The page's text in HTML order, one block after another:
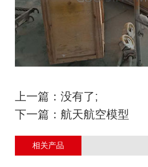
上一篇：没有了;
下一篇： 航天航空模型
相关产品